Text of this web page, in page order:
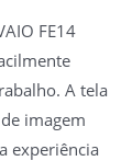
FE14
A tela
imagem
experiência